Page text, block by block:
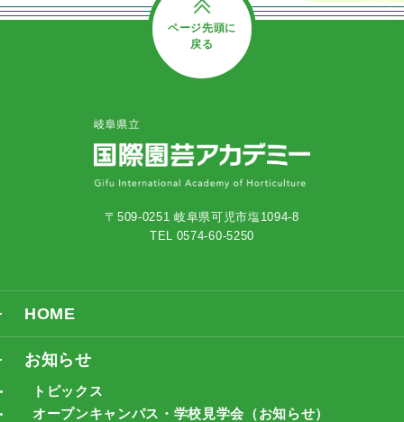
ページ先頭に
戻る
〒509-0251 岐阜県可児市塩1094-8
TEL 0574-60-5250
HOME
お知らせ
トピックス
オープンキャンパス・学校見学会（お知らせ）